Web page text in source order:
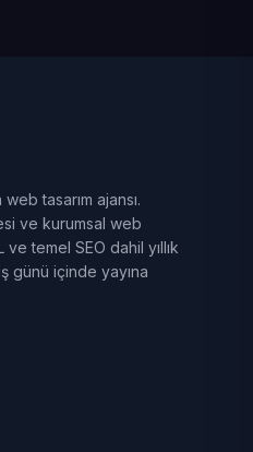
tasarım ajansı.
ve kurumsal web
ve temel SEO dahil yıllık
günü içinde yayına